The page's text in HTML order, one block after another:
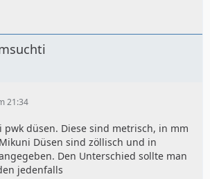
21:34
pwk düsen. Diese sind metrisch, in mm
Düsen sind zöllisch und in
Den Unterschied sollte man
jedenfalls